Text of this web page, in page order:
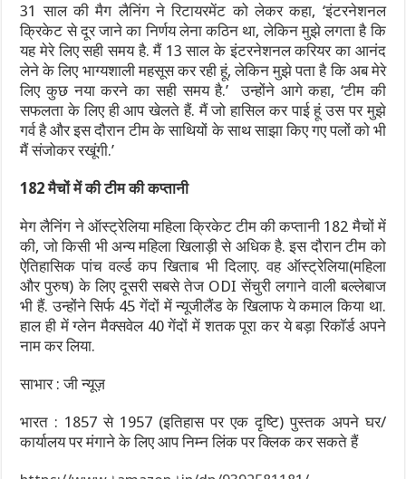
31 साल की मैग लैनिंग ने रिटायरमेंट को लेकर कहा, ‘इंटरनेशनल
क्रिकेट से दूर जाने का निर्णय लेना कठिन था, लेकिन मुझे लगता है कि
यह मेरे लिए सही समय है. मैं 13 साल के इंटरनेशनल करियर का आनंद
लेने के लिए भाग्यशाली महसूस कर रही हूं, लेकिन मुझे पता है कि अब मेरे
लिए कुछ नया करने का सही समय है.’ उन्होंने आगे कहा, ‘टीम की
सफलता के लिए ही आप खेलते हैं. मैं जो हासिल कर पाई हूं उस पर मुझे
गर्व है और इस दौरान टीम के साथियों के साथ साझा किए गए पलों को भी
मैं संजोकर रखूंगी.’
182 मैचों में की टीम की कप्तानी
मेग लैनिंग ने ऑस्ट्रेलिया महिला क्रिकेट टीम की कप्तानी 182 मैचों में
की, जो किसी भी अन्य महिला खिलाड़ी से अधिक है. इस दौरान टीम को
ऐतिहासिक पांच वर्ल्ड कप खिताब भी दिलाए. वह ऑस्ट्रेलिया(महिला
और पुरुष) के लिए दूसरी सबसे तेज ODI सेंचुरी लगाने वाली बल्लेबाज
भी हैं. उन्होंने सिर्फ 45 गेंदों में न्यूजीलैंड के खिलाफ ये कमाल किया था.
हाल ही में ग्लेन मैक्सवेल 40 गेंदों में शतक पूरा कर ये बड़ा रिकॉर्ड अपने
नाम कर लिया.
साभार : जी न्यूज़
भारत : 1857 से 1957 (इतिहास पर एक दृष्टि) पुस्तक अपने घर/
कार्यालय पर मंगाने के लिए आप निम्न लिंक पर क्लिक कर सकते हैं